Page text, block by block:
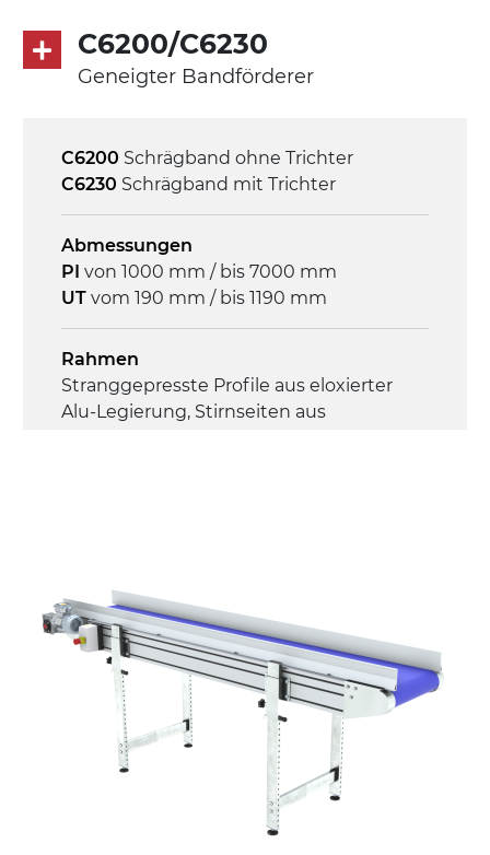
4,8 m/Minute
Steuerung
C6200/C6230
Geneigter Bandförderer
C6200 Schrägband ohne Trichter
C6230 Schrägband mit Trichter
Abmessungen
PI von 1000 mm / bis 7000 mm
UT vom 190 mm / bis 1190 mm
Rahmen
Stranggepresste Profile aus eloxierter
Alu-Legierung, Stirnseiten aus
Ständer
ausziehbare Elemente mit Scharnieren
aus druckgegossener Alu-Legierung,
Beine aus verzinktem Metallrohr,
Schwenkräder mit/ohne Bremse (2+2)
Förderfläche
PVC Oberfläche viereckig in Petrolgrün